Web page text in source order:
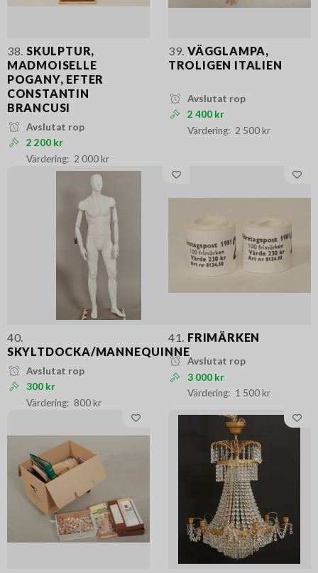
38. SKULPTUR,
MADMOISELLE
POGANY, EFTER
CONSTANTIN
BRANCUSI
Avslutat rop
2 200 kr
2 000 kr
39. VÄGGLAMPA,
TROLIGEN ITALIEN
Avslutat rop
2 400 kr
2 500 kr
40.
SKYLTDOCKA/MANNEQUINNE
Avslutat rop
300 kr
800 kr
41. FRIMÄRKEN
Avslutat rop
3 000 kr
1 500 kr